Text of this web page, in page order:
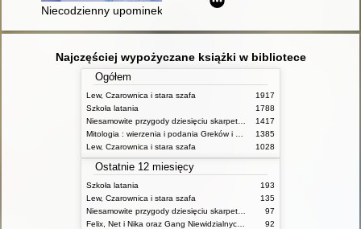
Niecodzienny upominek
Najczęściej wypożyczane książki w bibliotece
Ogółem
Lew, Czarownica i stara szafa
1917
Szkoła latania
1788
1417
1385
Lew, Czarownica i stara szafa
1028
Ostatnie 12 miesięcy
Szkoła latania
193
Lew, Czarownica i stara szafa
135
97
92